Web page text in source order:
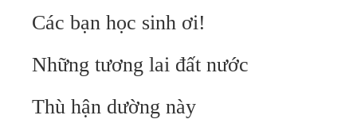
Các bạn học sinh ơi!
Những tương lai đất nước
Thù hận dường này